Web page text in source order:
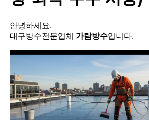
안녕하세요.
대구방수전문업체 가람방수입니다.